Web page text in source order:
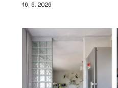
16. 6. 2026